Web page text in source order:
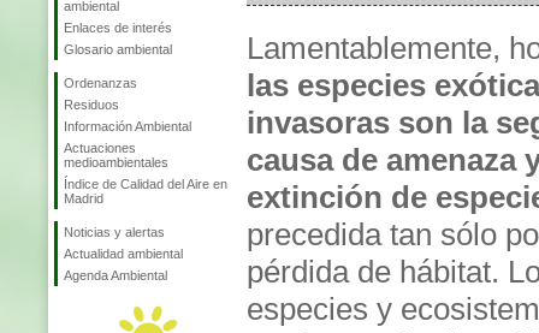
ambiental
Enlaces de interés
Glosario ambiental
Ordenanzas
Residuos
Información Ambiental
Actuaciones
medioambientales
Índice de Calidad del Aire en
Madrid
Noticias y alertas
Actualidad ambiental
Agenda Ambiental
Lamentablemente,
las especies
invasoras son la
causa de amenaza
extinción de
precedida tan sólo
pérdida de hábitat.
especies y